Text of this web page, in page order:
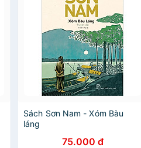
Sách Sơn Nam - Xóm Bàu
láng
75.000 đ